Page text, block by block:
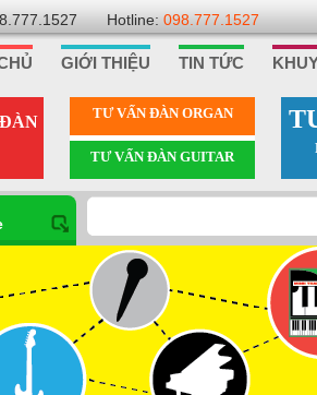
Hotline: 098.777.1527
GIỚI THIỆU TIN TỨC
ĐÀN TƯ VẤN ÐÀN ORGAN
TƯ VẤN ÐÀN GUITAR